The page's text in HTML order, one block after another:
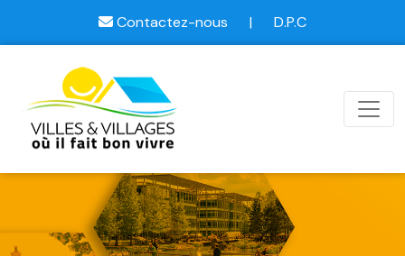
Contactez-nous | D.P.C